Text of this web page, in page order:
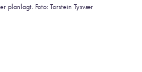
planlagt. Foto: Torstein Tysvær